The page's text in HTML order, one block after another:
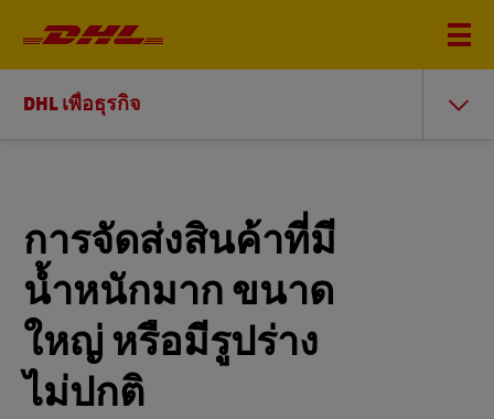
DHL เพื่อธุรกิจ
การจัดส่งสินค้าที่มี
น้ำหนักมาก ขนาด
ใหญ่ หรือมีรูปร่าง
ไม่ปกติ